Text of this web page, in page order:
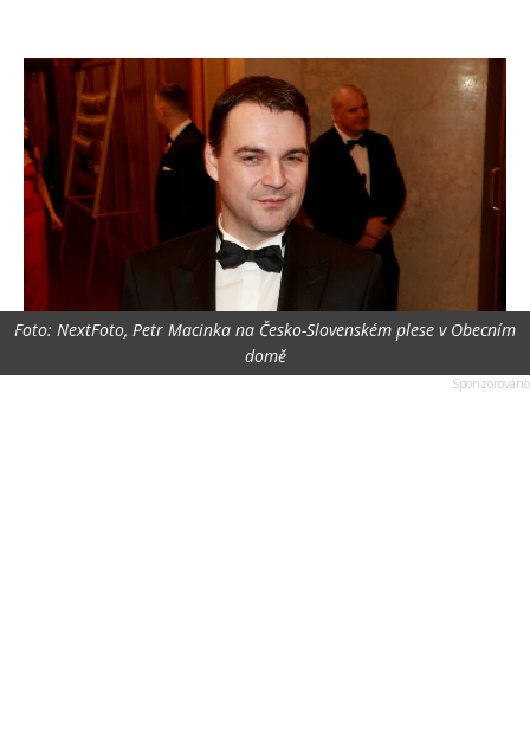
Foto: NextFoto, Petr Macinka na Česko-Slovenském plese v Obecním
domě